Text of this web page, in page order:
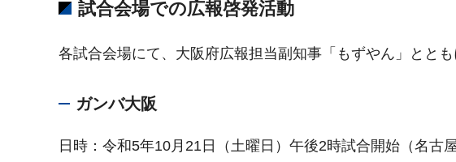
試合会場での広報啓発活動
各試合会場にて、大阪府広報担当副知事「もずやん」とと
ガンバ大阪
日時：令和5年10月21日（土曜日）午後2時試合開始（名古